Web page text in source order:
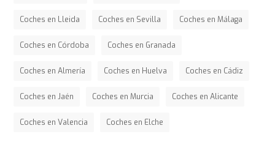
Coches en Lleida Coches en Sevilla Coches en Málaga
Coches en Córdoba Coches en Granada
Coches en Almería Coches en Huelva Coches en Cádiz
Coches en Jaén Coches en Murcia Coches en Alicante
Coches en Valencia Coches en Elche